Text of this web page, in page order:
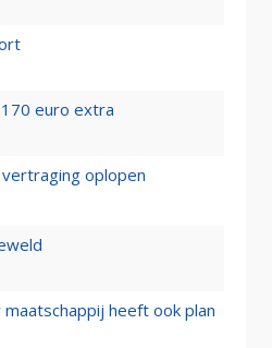
euro extra
oplopen
heeft ook plan